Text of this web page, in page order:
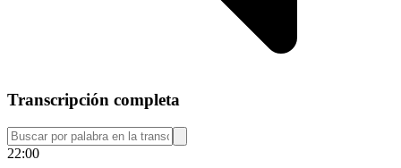
Transcripción completa
22:00